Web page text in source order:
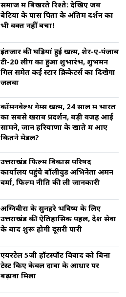
समाज में बिखरते रिश्ते: देखिए जब
बेटियों के पास पिता के अंतिम दर्शन का
भी वक्त नहीं बचा!
इंतजार की घड़ियां हुई खत्म, शेर-ए-पंजाब
टी-20 लीग का हुआ शुभारंभ, शुभमन
गिल समेत कई स्टार क्रिकेटर्स का दिखेगा
जलवा
कॉमनवेल्थ गेम्स खत्म, 24 साल में भारत
का सबसे खराब प्रदर्शन, बड़ी वजह आई
सामने, जानें हरियाणा के खाते में आए
कितने मेडल?
उत्तराखंड फिल्म विकास परिषद
कार्यालय पहुंचे बॉलीवुड अभिनेता अमन
वर्मा, फिल्म नीति की ली जानकारी
अग्निवीरों के सुनहरे भविष्य के लिए
उत्तराखंड की ऐतिहासिक पहल, देश सेवा
के बाद शुरू होगी दूसरी पारी
एयरटेल 5जी हॉटस्पॉट विवाद को बिना
टेस्ट किए केवल दावों के आधार पर
बढ़ावा मिला